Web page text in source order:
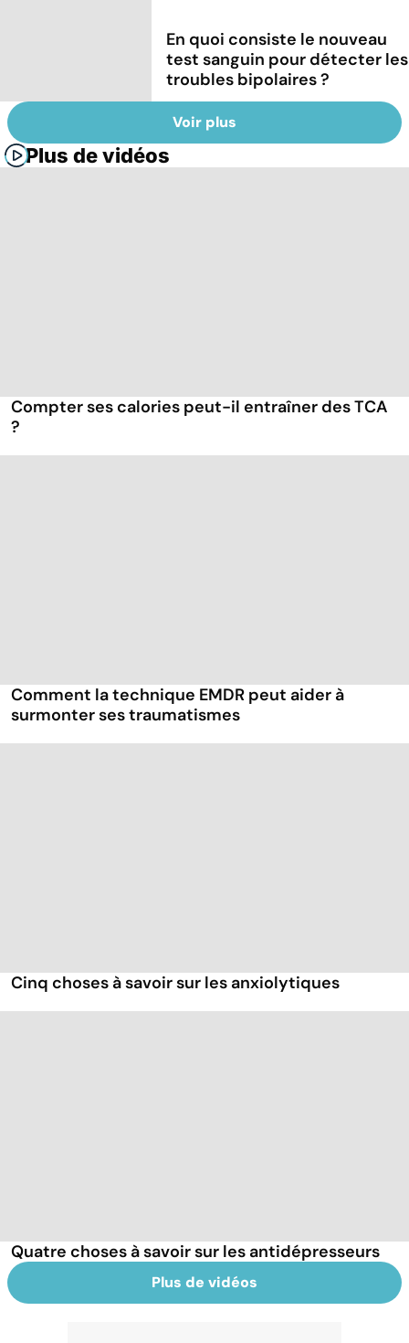
En quoi consiste le nouveau
test sanguin pour détecter les
troubles bipolaires ?
Voir plus
Plus de vidéos
Compter ses calories peut-il entraîner des TCA
?
Comment la technique EMDR peut aider à
surmonter ses traumatismes
Cinq choses à savoir sur les anxiolytiques
Quatre choses à savoir sur les antidépresseurs
Plus de vidéos